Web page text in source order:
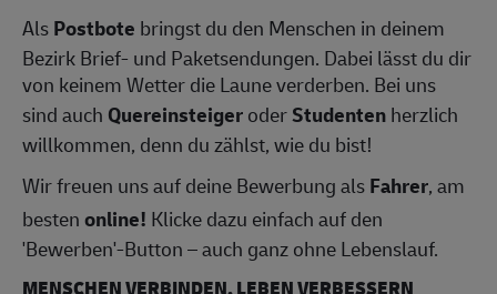
AlsPostbote bringst du den Menschen in deinem
Bezirk Brief- und Paketsendungen. Dabei lässt du dir
von keinem Wetter die Laune verderben. Bei uns
sind auch QuereinsteigeroderStudentenherzlich
willkommen, denn du zählst, wie du bist!
Wir freuen uns auf deine Bewerbung alsFahrer, am
bestenonline! Klicke dazu einfach auf den
'Bewerben'-Button – auch ganz ohne Lebenslauf.